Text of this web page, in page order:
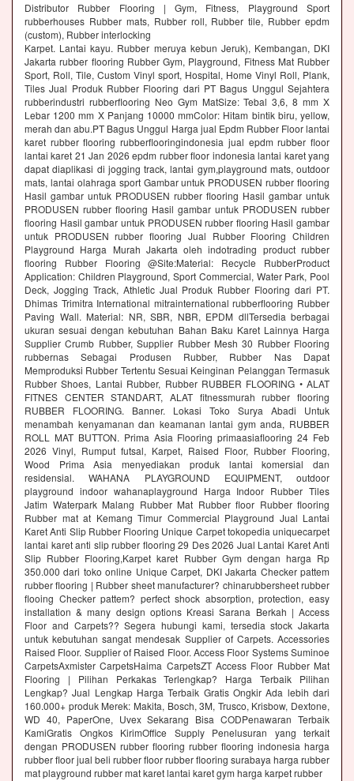
Distributor Rubber Flooring | Gym, Fitness, Playground Sport
rubberhouses Rubber mats, Rubber roll, Rubber tile, Rubber epdm
(custom), Rubber interlocking
Karpet. Lantai kayu. Rubber meruya kebun Jeruk), Kembangan, DKI
Jakarta rubber flooring Rubber Gym, Playground, Fitness Mat Rubber
Sport, Roll, Tile, Custom Vinyl sport, Hospital, Home Vinyl Roll, Plank,
Tiles Jual Produk Rubber Flooring dari PT Bagus Unggul Sejahtera
rubberindustri rubberflooring Neo Gym MatSize: Tebal 3,6, 8 mm X
Lebar 1200 mm X Panjang 10000 mmColor: Hitam bintik biru, yellow,
merah dan abu.PT Bagus Unggul Harga jual Epdm Rubber Floor lantai
karet rubber flooring rubberflooringindonesia jual epdm rubber floor
lantai karet 21 Jan 2026 epdm rubber floor indonesia lantai karet yang
dapat diaplikasi di jogging track, lantai gym,playground mats, outdoor
mats, lantai olahraga sport Gambar untuk PRODUSEN rubber flooring
Hasil gambar untuk PRODUSEN rubber flooring Hasil gambar untuk
PRODUSEN rubber flooring Hasil gambar untuk PRODUSEN rubber
flooring Hasil gambar untuk PRODUSEN rubber flooring Hasil gambar
untuk PRODUSEN rubber flooring Jual Rubber Flooring Children
Playground Harga Murah Jakarta oleh indotrading product rubber
flooring Rubber Flooring @Site:Material: Recycle RubberProduct
Application: Children Playground, Sport Commercial, Water Park, Pool
Deck, Jogging Track, Athletic Jual Produk Rubber Flooring dari PT.
Dhimas Trimitra International mitrainternational rubberflooring Rubber
Paving Wall. Material: NR, SBR, NBR, EPDM dllTersedia berbagai
ukuran sesuai dengan kebutuhan Bahan Baku Karet Lainnya Harga
Supplier Crumb Rubber, Supplier Rubber Mesh 30 Rubber Flooring
rubbernas Sebagai Produsen Rubber, Rubber Nas Dapat
Memproduksi Rubber Tertentu Sesuai Keinginan Pelanggan Termasuk
Rubber Shoes, Lantai Rubber, Rubber RUBBER FLOORING • ALAT
FITNES CENTER STANDART, ALAT fitnessmurah rubber flooring
RUBBER FLOORING. Banner. Lokasi Toko Surya Abadi Untuk
menambah kenyamanan dan keamanan lantai gym anda, RUBBER
ROLL MAT BUTTON. Prima Asia Flooring primaasiaflooring 24 Feb
2026 Vinyl, Rumput futsal, Karpet, Raised Floor, Rubber Flooring,
Wood Prima Asia menyediakan produk lantai komersial dan
residensial. WAHANA PLAYGROUND EQUIPMENT, outdoor
playground indoor wahanaplayground Harga Indoor Rubber Tiles
Jatim Waterpark Malang Rubber Mat Rubber floor Rubber flooring
Rubber mat at Kemang Timur Commercial Playground Jual Lantai
Karet Anti Slip Rubber Flooring Unique Carpet tokopedia uniquecarpet
lantai karet anti slip rubber flooring 29 Des 2026 Jual Lantai Karet Anti
Slip Rubber Flooring,Karpet karet Rubber Gym dengan harga Rp
350.000 dari toko online Unique Carpet, DKI Jakarta Checker pattem
rubber flooring | Rubber sheet manufacturer? chinarubbersheet rubber
flooing Checker pattem? perfect shock absorption, protection, easy
installation & many design options Kreasi Sarana Berkah | Access
Floor and Carpets?? Segera hubungi kami, tersedia stock Jakarta
untuk kebutuhan sangat mendesak Supplier of Carpets. Accessories
Raised Floor. Supplier of Raised Floor. Access Floor Systems Suminoe
CarpetsAxmister CarpetsHaima CarpetsZT Access Floor Rubber Mat
Flooring | Pilihan Perkakas Terlengkap? Harga Terbaik Pilihan
Lengkap? Jual Lengkap Harga Terbaik Gratis Ongkir Ada lebih dari
160.000+ produk Merek: Makita, Bosch, 3M, Trusco, Krisbow, Dextone,
WD 40, PaperOne, Uvex Sekarang Bisa CODPenawaran Terbaik
KamiGratis Ongkos KirimOffice Supply Penelusuran yang terkait
dengan PRODUSEN rubber flooring rubber flooring indonesia harga
rubber floor jual beli rubber floor rubber flooring surabaya harga rubber
mat playground rubber mat karet lantai karet gym harga karpet rubber